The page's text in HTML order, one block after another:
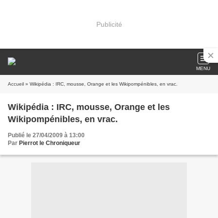
Publicité
MENU
Accueil » Wikipédia : IRC, mousse, Orange et les Wikipompénibles, en vrac.
Wikipédia : IRC, mousse, Orange et les
Wikipompénibles, en vrac.
Publié le 27/04/2009 à 13:00
Par Pierrot le Chroniqueur